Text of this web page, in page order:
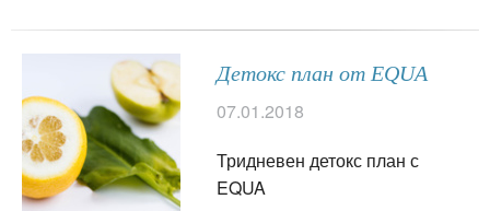
Детокс план от EQUA
07.01.2018
Тридневен детокс план с
EQUA